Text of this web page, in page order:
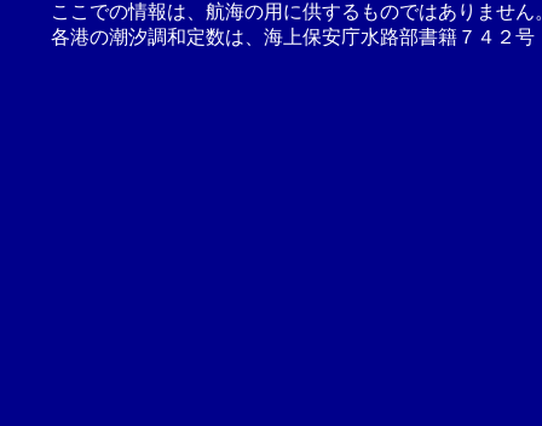
ここでの情報は、航海の用に供するものではありませ
各港の潮汐調和定数は、海上保安庁水路部書籍７４２